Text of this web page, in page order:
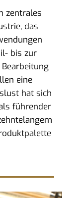
zentrales
das
bis zur
eine
hat sich
führender